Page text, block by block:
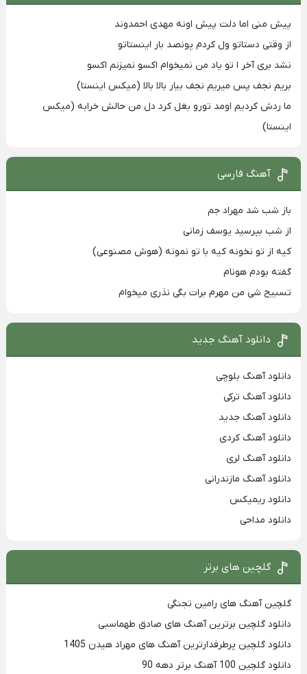
پیش منی اما دلت پیش اونه مهدی احمدوند
از وقتی دستاتو ول کردم پونصد بار اینستاتو
نشد بری آخر ا تو یاد من نمیخوام اکسو نمیزنم اکسو
بریم نجف پس میریم نجف بیار بالا بالا (میکس اینستا)
ما ردش کردیم اومد تورو بغل کرد دل من حالش خرابه (میکس
اینستا)
آهنگ فارسی
باز شب شد مهراد جم
از شب بپرسید یوسف زمانی
کیه از تو نخونه کیه با تو نمونه (هوش مصنوعی)
گفته بودم هونام
تسبیح شی من مهرم برات بگی نذری میخوام
دانلود آهنگ جدید
دانلود آهنگ بلوچی
دانلود آهنگ ترکی
دانلود آهنگ جدید
دانلود آهنگ کردی
دانلود آهنگ لری
دانلود آهنگ مازندرانی
دانلود ریمیکس
دانلود مداحی
گلچین های برتر
گلچین آهنگ های رامین تجنگی
دانلود گلچین برترین آهنگ های صادق طهماسبی
دانلود گلچین پرطرفدارترین آهنگ های مهراد هیدن 1405
دانلود گلچین 100 آهنگ برتر دهه 90